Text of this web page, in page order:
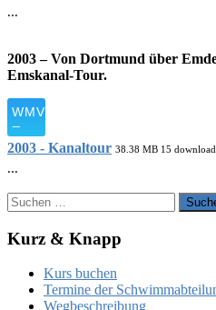
...
2003 – Von Dortmund über
Emskanal-Tour.
2003 - Kanaltour 38.38 MB 15
...
Suchen
nach:
Kurz & Knapp
Kurs buchen
Termine der
Wegbeschreibung